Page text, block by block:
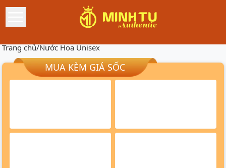
Trang chủ/Nước Hoa Unisex
MUA KÈM GIÁ SỐC